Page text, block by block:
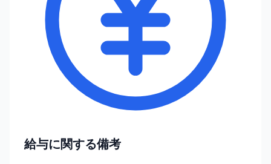
給与に関する備考